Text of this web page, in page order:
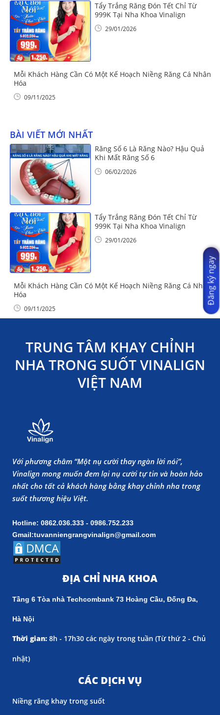
Tẩy Trắng Răng Đón Tết Chỉ Từ
999K Tại Nha Khoa Vinalign
29/01/2026
Mỗi Khách Hàng Cần Có Một Kế Hoạch Niềng Răng Cá Nhân
Hóa
09/11/2025
BÀI VIẾT MỚI NHẤT
Răng Số 6 Là Răng Nào? Hậu Quả
Khi Mất Răng Số 6
06/02/2026
Tẩy Trắng Răng Đón Tết Chỉ Từ
999K Tại Nha Khoa Vinalign
29/01/2026
Mỗi Khách Hàng Cần Có Một Kế Hoạch Niềng Răng Cá Nhân
Hóa
09/11/2025
TRUNG TÂM KHAY CHỈNH
NHA TRONG SUỐT VINALIGN
VIỆT NAM
Với phương châm “Một nụ cười thay ngàn lời nói”,
Vinalign mong muốn đem lại nụ cười tự tin và hoàn hảo
nhất cho tất cả khách hàng bằng khay chỉnh nha trong
suốt thương hiệu Việt.
Hotline: 0862.036.333 - 0986.752.233
Gmail:tuvanniengrangvinalign@gmail.com
ĐỊA CHỈ NHA KHOA
Tầng 6 Tòa nhà Techcombank 73 Hoàng Cầu, Đống Đa,
Hà Nội
Thời gian: 8h - 17h30 các ngày trong tuần (Từ thứ 2 - Chủ
nhật)
CÁC DỊCH VỤ
Niềng răng khay trong suốt
Đăng ký ngay